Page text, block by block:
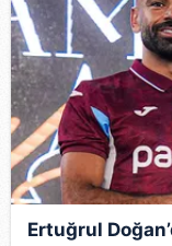
Çerezlere ilişkin
vasıtasıyla
için Ayarlar
Metnimiziziyaret
6698 sayılı Kişisel
hazırlanmış
ilgili mevzuata
Ertuğrul